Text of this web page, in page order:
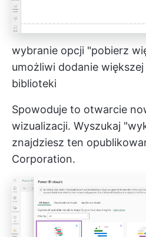
wybranie opcji "pobierz
umożliwi dodanie
biblioteki
Spowoduje to otwarcie
wizualizacji. Wyszukaj
znajdziesz ten
Corporation.